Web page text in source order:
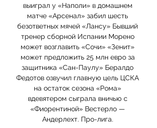
выиграл у «Наполи» в домашнем
матче «Арсенал» забил шесть
безответных мячей «Лансу» Бывший
тренер сборной Испании Морено
может возглавить «Сочи» «Зенит»
может предложить 25 млн евро за
защитника «Сан-Паулу» Бералдо
Федотов озвучил главную цель ЦСКА
на остаток сезона «Рома»
вдевятером сыграла вничью с
«Фиорентиной» Вестерло —
Андерлехт. Про-лига.